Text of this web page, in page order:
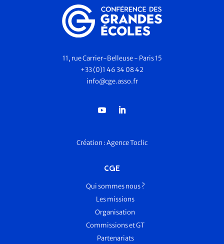
11, rue Carrier-Belleuse - Paris 15
+33 (0)1 46 34 08 42
info@cge.asso.fr
Création :Agence Toclic
CGE
Qui sommes nous ?
Les missions
Organisation
Commissions et GT
Partenariats